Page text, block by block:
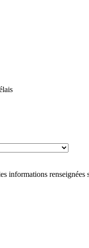
informations renseignées